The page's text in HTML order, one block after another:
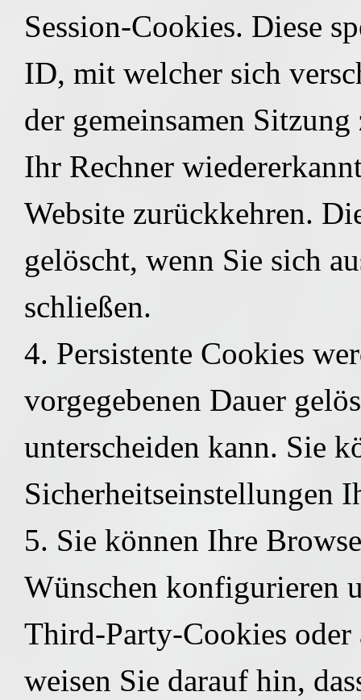
Session-Cookies. Diese
ID, mit welcher sich
der gemeinsamen
Ihr Rechner
Website zurückkehren.
gelöscht, wenn Sie sich
schließen.
4. Persistente Cookies
vorgegebenen Dauer
unterscheiden kann. Sie
Sicherheitseinstellungen
5. Sie können Ihre
Wünschen konfigurieren
Third-Party-Cookies
weisen Sie darauf hin,